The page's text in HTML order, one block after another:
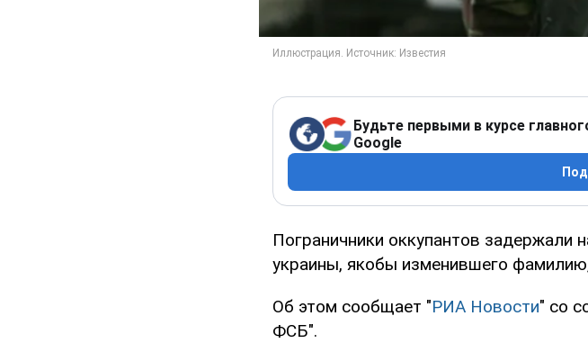
Будьте первыми в курсе
Google
Пограничники оккупантов
украины, якобы изменившего
Об этом сообщает "РИА Новости" со
ФСБ".